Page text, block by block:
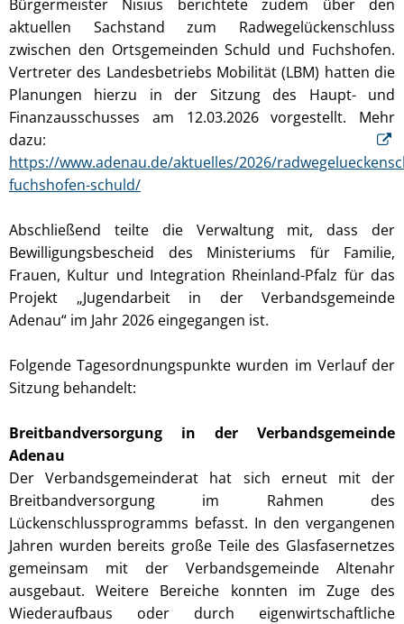
Bürgermeister Nisius berichtete zudem über den
aktuellen Sachstand zum Radwegelückenschluss
zwischen den Ortsgemeinden Schuld und Fuchshofen.
Vertreter des Landesbetriebs Mobilität (LBM) hatten die
Planungen hierzu in der Sitzung des Haupt- und
Finanzausschusses am 12.03.2026 vorgestellt. Mehr
dazu:
https://www.adenau.de/aktuelles/2026/
fuchshofen-schuld/
Abschließend teilte die Verwaltung mit, dass der
Bewilligungsbescheid des Ministeriums für Familie,
Frauen, Kultur und Integration Rheinland-Pfalz für das
Projekt „Jugendarbeit in der Verbandsgemeinde
Adenau“ im Jahr 2026 eingegangen ist.
Folgende Tagesordnungspunkte wurden im Verlauf der
Sitzung behandelt:
Breitbandversorgung in der Verbandsgemeinde
Adenau
Der Verbandsgemeinderat hat sich erneut mit der
Breitbandversorgung im Rahmen des
Lückenschlussprogramms befasst. In den vergangenen
Jahren wurden bereits große Teile des Glasfasernetzes
gemeinsam mit der Verbandsgemeinde Altenahr
ausgebaut. Weitere Bereiche konnten im Zuge des
Wiederaufbaus oder durch eigenwirtschaftliche